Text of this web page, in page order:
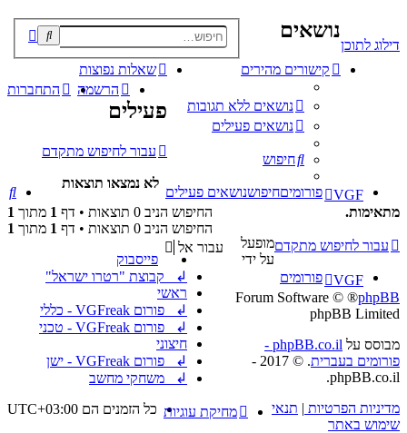
דילוג לתוכן
קישורים מהירים
נושאים ללא תגובות
נושאים פעילים
חיפוש
שאלות נפוצות
התחברות
הרשמה
VGF פורומיםחיפושנושאים פעילים
נושאים
פעילים
עבור לחיפוש מתקדם
החיפוש הניב 0 תוצאות • דף 1 מתוך 1
לא נמצאו תוצאות
מתאימות.
החיפוש הניב 0 תוצאות • דף
1 מתוך 1
עבור לחיפוש מתקדם
עבור אל
פייסבוק
↲ קבוצת "רטרו ישראל"
ראשי
↲ פורום VGFreak - כללי
↲ פורום VGFreak - טכני
חיצוני
↲ פורום VGFreak - ישן
↲ משחקי מחשב
VGF פורומים
כל הזמנים הם UTC+03:00 מחיקת עוגיות
מופעל
על ידי
phpBB
® Forum Software ©
phpBB Limited
מבוסס על
phpBB.co.il -
פורומים בעברית
. © 2017 -
phpBB.co.il.
מדיניות הפרטיות | תנאי
שימוש באתר